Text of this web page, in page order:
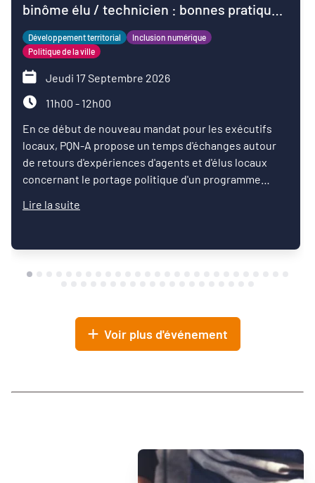
binôme élu / technicien : bonnes pratiques
pour démarrer le mandat
Développement territorial
Inclusion numérique
Politique de la ville
Jeudi 17 Septembre 2026
11h00 - 12h00
En ce début de nouveau mandat pour les exécutifs
locaux, PQN-A propose un temps d'échanges autour
de retours d'expériences d'agents et d'élus locaux
concernant le portage politique d'un programme
Lire la suite
Voir plus d'événement